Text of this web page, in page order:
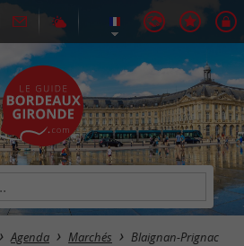
Agenda Marchés Blaignan-Prignac